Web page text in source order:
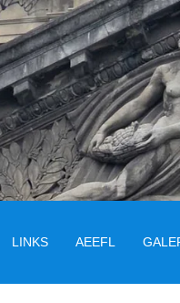
LINKS AEEFL